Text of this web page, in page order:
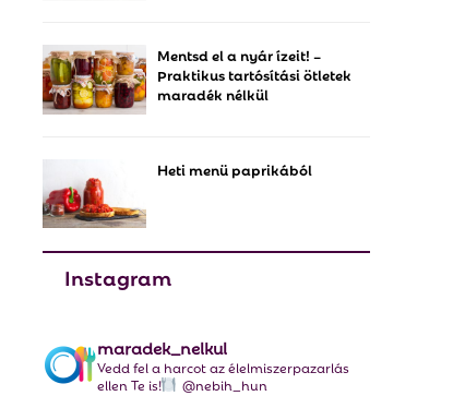
H
Mentsd el a nyár ízeit! –
Praktikus tartósítási ötletek
maradék nélkül
Heti menü paprikából
Instagram
maradek_nelkul
Vedd fel a harcot az élelmiszerpazarlás
ellen Te is!
@nebih_hun